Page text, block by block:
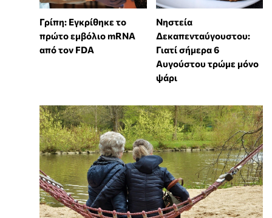
Γρίπη: Εγκρίθηκε το
πρώτο εμβόλιο mRNA
από τον FDA
Νηστεία
Δεκαπενταύγουστου:
Γιατί σήμερα 6
Αυγούστου τρώμε μόνο
ψάρι